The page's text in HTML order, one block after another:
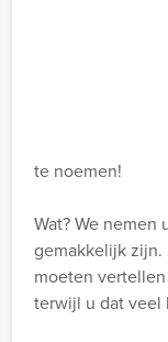
te noemen!
Wat? We
gemakkelijk zijn.
moeten
terwijl u dat veel